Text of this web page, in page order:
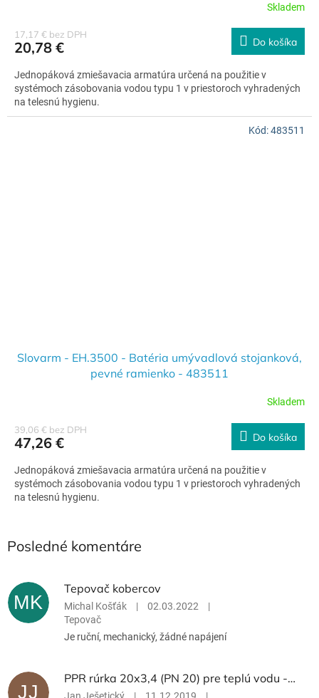
Skladem
17,17 € bez DPH
20,78 € Do košíka
Jednopáková zmiešavacia armatúra určená na použitie v
systémoch zásobovania vodou typu 1 v priestoroch vyhradených
na telesnú hygienu.
Slovarm - EH.3500 - Batéria umývadlová stojanková,
pevné ramienko - 483511
Skladem
39,06 € bez DPH
47,26 € Do košíka
Jednopáková zmiešavacia armatúra určená na použitie v
systémoch zásobovania vodou typu 1 v priestoroch vyhradených
na telesnú hygienu.
Kód:483511
Posledné komentáre
MK
Tepovač kobercov
Michal Košťák | 02.03.2022
|
Tepovač
Je ruční, mechanický, žádné napájení
JJ
PPR rúrka 20x3,4 (PN 20) pre teplú vodu - 012020
Jan Ješetický | 11.12.2019
|